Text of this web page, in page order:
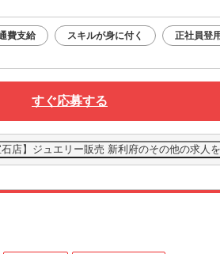
費支給 スキルが身に付く 正社員登
すぐ応募する
店】ジュエリー販売 新利府のその他の求人